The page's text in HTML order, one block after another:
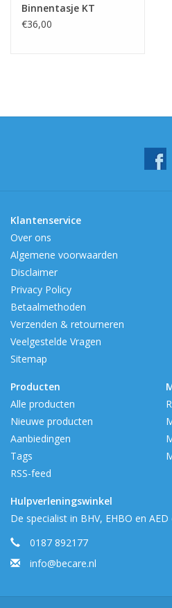
Binnentasje KT
€36,00
Klantenservice
Over ons
Algemene voorwaarden
Disclaimer
Privacy Policy
Betaalmethoden
Verzenden & retourneren
Veelgestelde Vragen
Sitemap
Producten
Alle producten
Nieuwe producten
Aanbiedingen
Tags
RSS-feed
Hulpverleningswinkel
De specialist in BHV, EHBO en
0187 892177
info@becare.nl